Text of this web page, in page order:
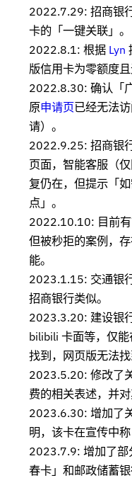
2022.7.29: 招商银
卡的「一键关联」。
2022.8.1: 根据 Lyn
版信用卡为零额度且
2022.8.30: 确认「
原申请页已经无法
请）。
2022.9.25: 招商银
页面，智能客服（
复仍在，但提示「
点」。
2022.10.10: 目前
但被秒拒的案例，
能。
2023.1.15: 交通银
招商银行类似。
2023.3.20: 建设银
bilibili 卡面等，仅
找到，网页版无法找
2023.5.20: 修改了
费的相关表述，并
2023.6.30: 增加了
明，该卡在宣传中
2023.7.9: 增加了部
春卡」和邮政储蓄银